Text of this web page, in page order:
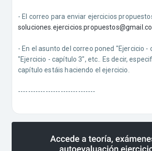
- El correo para enviar ejercicios
- En el asunto del correo poned "Ejercicio -
"Ejercicio - capítulo 3", etc.. Es decir,
capítulo estáis haciendo el ejercicio.
-------------------------------